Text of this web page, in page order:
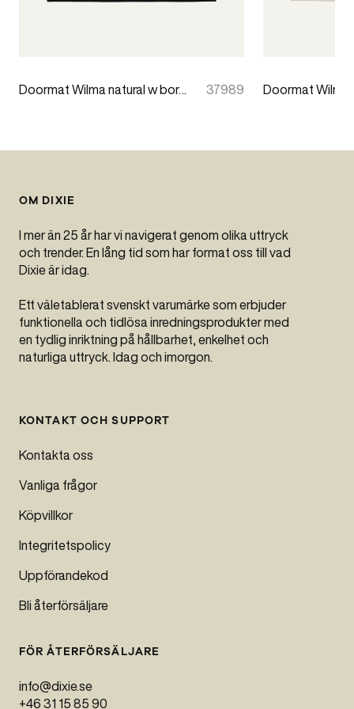
Doormat Wilma natural w border 60x90cm 37989
OM DIXIE
I mer än 25 år har vi navigerat genom olika uttryck
och trender. En lång tid som har format oss till vad
Dixie är idag.
Ett väletablerat svenskt varumärke som erbjuder
funktionella och tidlösa inredningsprodukter med
en tydlig inriktning på hållbarhet, enkelhet och
naturliga uttryck. Idag och imorgon.
KONTAKT OCH SUPPORT
Kontakta oss
Vanliga frågor
Köpvillkor
Integritetspolicy
Uppförandekod
Bli återförsäljare
FÖR ÅTERFÖRSÄLJARE
info@dixie.se
+46 31 15 85 90